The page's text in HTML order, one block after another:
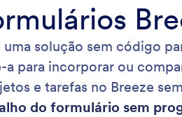
solução sem código
a para incorporar ou
e tarefas no Breeze
do formulário sem